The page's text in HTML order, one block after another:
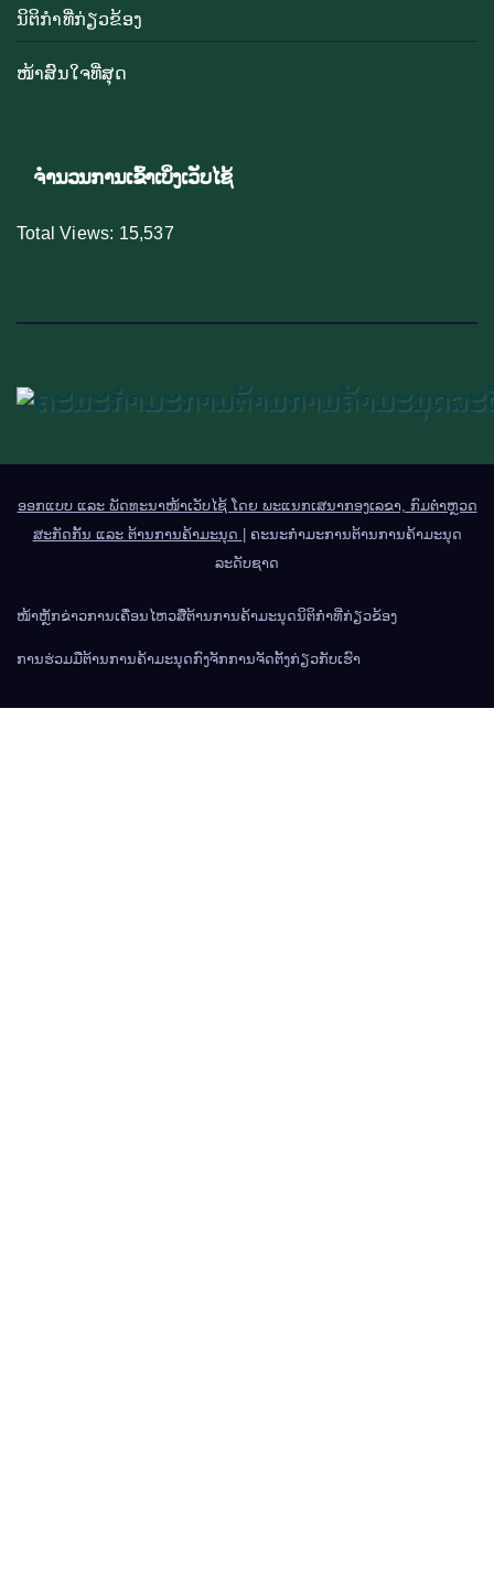
ນິຕິກຳທີ່ກ່ຽວຂ້ອງ
ໜ້າສົນໃຈທີ່ສຸດ
ຈຳນວນການເຂົ້າເບິ່ງເວັບໄຊ້
Total Views: 15,537
ອອກແບບ ແລະ ພັດທະນາໜ້າເວັບໄຊ້ ໂດຍ ພະແນກເສນາກອງເລຂາ, ກົມຕຳຫຼວດ
ສະກັດກັ້ນ ແລະ ຕ້ານການຄ້າມະນຸດ
ຄະນະກຳມະການຕ້ານການຄ້າມະນຸດ
ລະດັບຊາດ
ໜ້າຫຼັກຂ່າວການເຄື່ອນໄຫວສື່ຕ້ານການຄ້າມະນຸດນິຕິກຳທີ່ກ່ຽວຂ້ອງ
ການຮ່ວມມືຕ້ານການຄ້າມະນຸດກົງຈັກການຈັດຕັ້ງກ່ຽວກັບເຮົາ